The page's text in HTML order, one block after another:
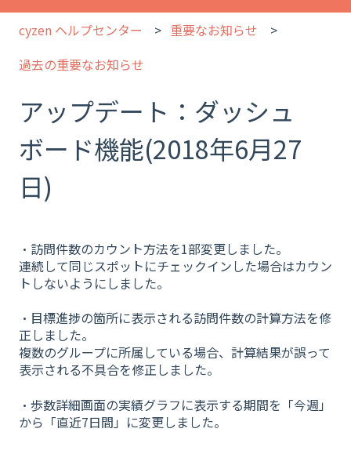
cyzen ヘルプセンター
重要なお知らせ
過去の重要なお知らせ
アップデート：ダッシュ
ボード機能(2018年6月27
日)
・訪問件数のカウント方法を1部変更しました。
連続して同じスポットにチェックインした場合はカウン
トしないようにしました。
・目標進捗の箇所に表示される訪問件数の計算方法を修
正しました。
複数のグループに所属している場合、計算結果が誤って
表示される不具合を修正しました。
・歩数詳細画面の実績グラフに表示する期間を「今週」
から「直近7日間」に変更しました。